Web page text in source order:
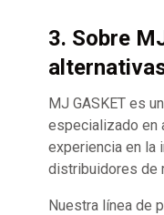
3. Sobre
MJ GASKET es
especializado en
experiencia en la
distribuidores de
Nuestra línea de